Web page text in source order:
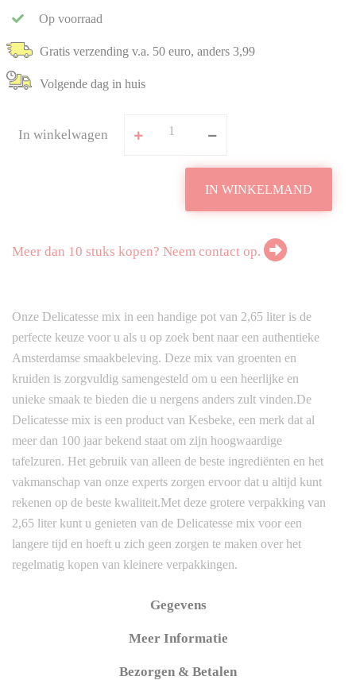
Op voorraad
Gratis verzending v.a. 50 euro, anders 3,99
Volgende dag in huis
In winkelwagen
IN WINKELMAND
Meer dan 10 stuks kopen? Neem contact op.
Onze Delicatesse mix in een handige pot van 2,65 liter is de
perfecte keuze voor u als u op zoek bent naar een authentieke
Amsterdamse smaakbeleving. Deze mix van groenten en
kruiden is zorgvuldig samengesteld om u een heerlijke en
unieke smaak te bieden die u nergens anders zult vinden.De
Delicatesse mix is een product van Kesbeke, een merk dat al
meer dan 100 jaar bekend staat om zijn hoogwaardige
tafelzuren. Het gebruik van alleen de beste ingrediënten en het
vakmanschap van onze experts zorgen ervoor dat u altijd kunt
rekenen op de beste kwaliteit.Met deze grotere verpakking van
2,65 liter kunt u genieten van de Delicatesse mix voor een
langere tijd en hoeft u zich geen zorgen te maken over het
regelmatig kopen van kleinere verpakkingen.
Gegevens
Meer Informatie
Bezorgen & Betalen